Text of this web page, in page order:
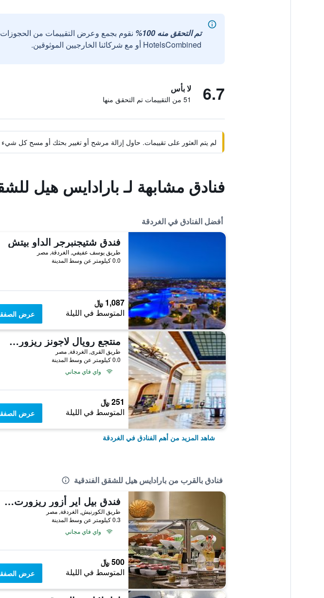
تم التحقق منه 100%
نقوم بجمع وعرض التقييمات من
HotelsCombined أو مع شركائنا الخارجيين الموثوقين.
6.7 لا بأس
51 من التقييمات تم التحقق منها
لم يتم العثور على تقييمات. حاول إزالة مرشح أو تغيير بحثك أو مسح كل شيء
فنادق مشابهة لـ بارادايس هيل
أفضل الفنادق في الغردقة
فندق شتيجنبرجر الداو بيتش
طريق يوسف عفيفي, الغردقة, مصر
0.0 كيلومتر عن وسط المدينة
1,087 ﷼
المتوسط في الليلة عرض
منتجع رويال لاجونز ريزورت آند أكوا بارك - للعائلات والأزواج فقط
طريق القرى, الغردقة, مصر
0.0 كيلومتر عن وسط المدينة
واي فاي مجاني
251 ﷼
المتوسط في الليلة عرض
شاهد المزيد من أهم الفنادق في الغردقة
فنادق بالقرب من بارادايس هيل للشقق الفندقية
فندق بيل اير أزور ريزورت (للبالغين فقط)
طريق الكورنيش, الغردقة, مصر
0.3 كيلومتر عن وسط المدينة
واي فاي مجاني
500 ﷼
المتوسط في الليلة عرض